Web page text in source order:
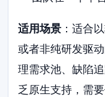
适用场景 ：适合
或者非纯研发驱
理需求池、缺陷
乏原生支持，需